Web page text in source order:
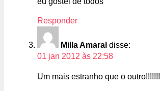
Responder
Milla Amaral disse:
01 jan 2012 às 22:58
Um mais estranho que o outro!!!!!!!